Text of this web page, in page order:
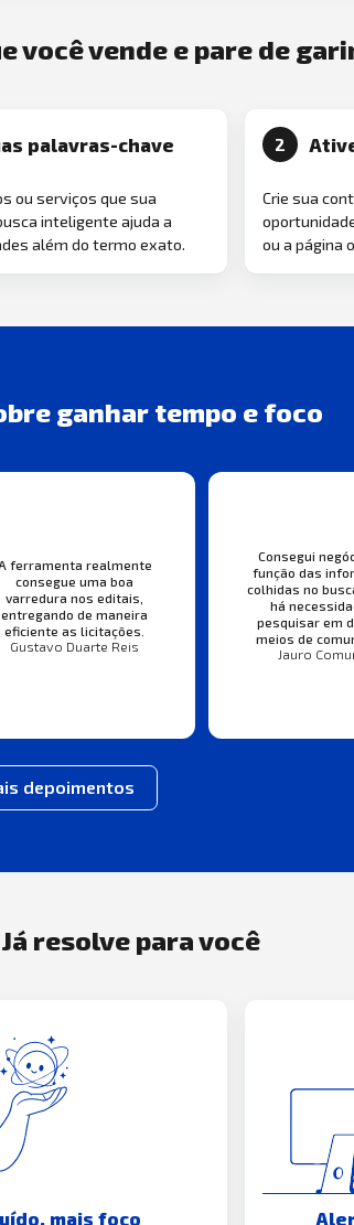
você vende e pare de
palavras-chave
ou serviços que sua
inteligente ajuda a
além do termo exato.
2
Crie sua
ou a página
ganhar tempo e foco
A ferramenta realmente
consegue uma boa
varredura nos editais,
entregando de maneira
eficiente as licitações.
Gustavo Duarte Reis
Consegui
função das
colhidas no
há
pesquisar em
meios de
Jauro
depoimentos
resolve para você
mais foco